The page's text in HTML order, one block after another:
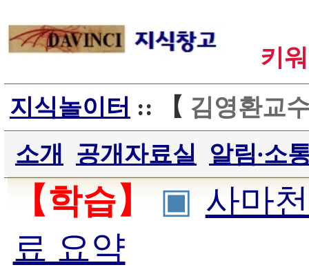
키
지식놀이터 :: 【 김영환교
소개
공개자료실 알림∙소
【학습】 ▣ 사마
료 요약